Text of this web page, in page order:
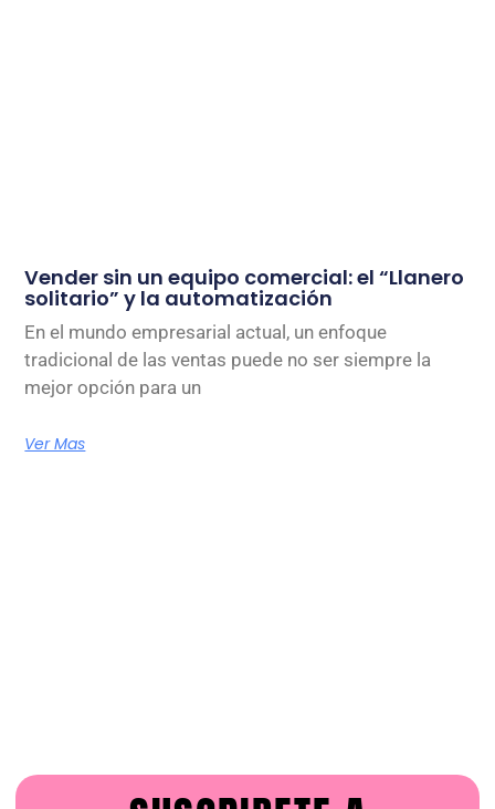
Vender sin un equipo comercial: el “Llanero
solitario” y la automatización
En el mundo empresarial actual, un enfoque
tradicional de las ventas puede no ser siempre la
mejor opción para un
Ver Mas